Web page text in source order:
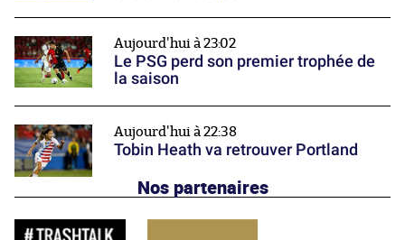
Aujourd'hui à 23:02
Le PSG perd son premier trophée de
la saison
Aujourd'hui à 22:38
Tobin Heath va retrouver Portland
Nos partenaires